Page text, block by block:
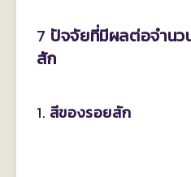
7 ปัจจัยที่มีผลต่อจำนว
สัก
1. สีของรอยสัก